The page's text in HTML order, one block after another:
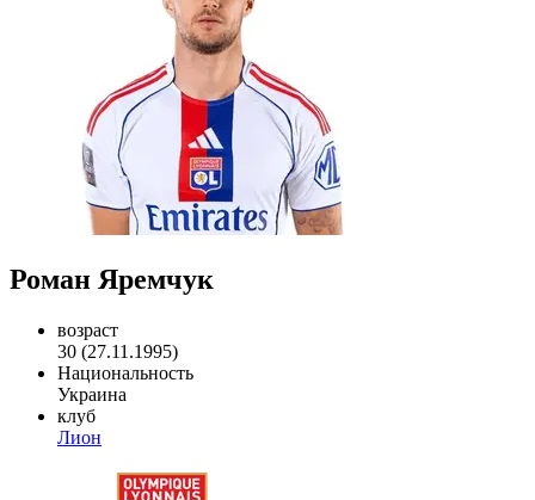
Роман Яремчук
возраст
30 (27.11.1995)
Национальность
Украина
клуб
Лион